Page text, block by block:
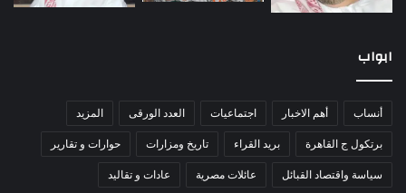
ابواب
أنساب أهم الاخبار اجتماعيات العدد الورقى المزيد
برتكول ج القاهرة بريد القراء تاريخ ومزارات حوارات و تقارير
سياسة واقتصاد القبائل عائلات مصرية عادات و تقاليد